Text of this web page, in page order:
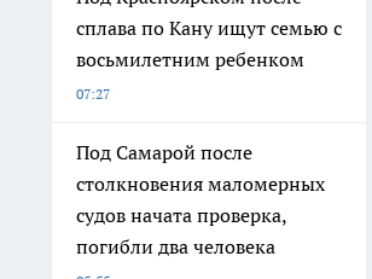
сплава по Кану ищут семью с
восьмилетним ребенком
07:27
Под Самарой после
столкновения маломерных
судов начата проверка,
погибли два человека